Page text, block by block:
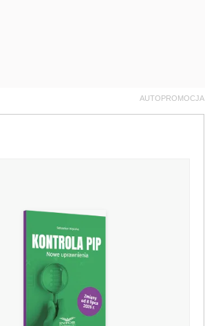
AUTOPROMOCJA